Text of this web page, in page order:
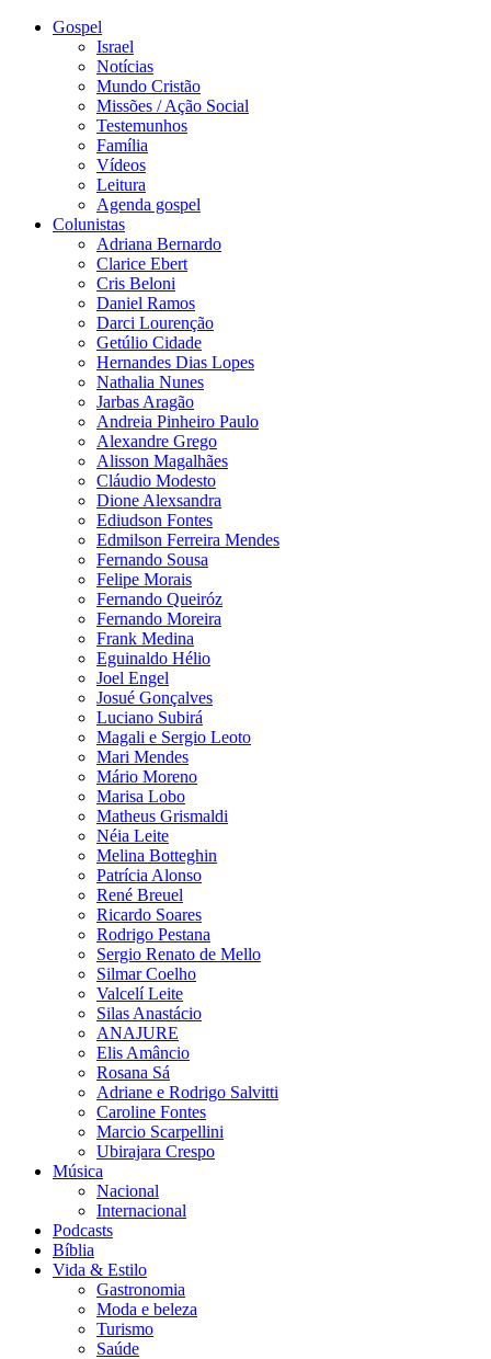
Gospel
Israel
Notícias
Mundo Cristão
Missões / Ação Social
Testemunhos
Família
Vídeos
Leitura
Agenda gospel
Colunistas
Adriana Bernardo
Clarice Ebert
Cris Beloni
Daniel Ramos
Darci Lourenção
Getúlio Cidade
Hernandes Dias Lopes
Nathalia Nunes
Jarbas Aragão
Andreia Pinheiro Paulo
Alexandre Grego
Alisson Magalhães
Cláudio Modesto
Dione Alexsandra
Ediudson Fontes
Edmilson Ferreira Mendes
Fernando Sousa
Felipe Morais
Fernando Queiróz
Fernando Moreira
Frank Medina
Eguinaldo Hélio
Joel Engel
Josué Gonçalves
Luciano Subirá
Magali e Sergio Leoto
Mari Mendes
Mário Moreno
Marisa Lobo
Matheus Grismaldi
Néia Leite
Melina Botteghin
Patrícia Alonso
René Breuel
Ricardo Soares
Rodrigo Pestana
Sergio Renato de Mello
Silmar Coelho
Valcelí Leite
Silas Anastácio
ANAJURE
Elis Amâncio
Rosana Sá
Adriane e Rodrigo Salvitti
Caroline Fontes
Marcio Scarpellini
Ubirajara Crespo
Música
Nacional
Internacional
Podcasts
Bíblia
Vida & Estilo
Gastronomia
Moda e beleza
Turismo
Saúde